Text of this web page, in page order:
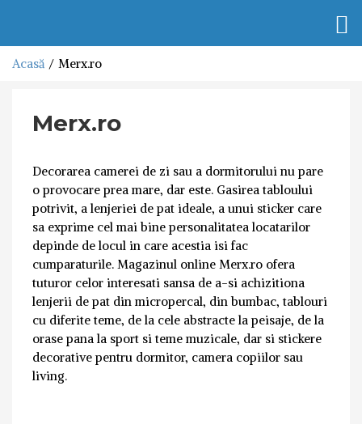
Acasă Merx.ro
Merx.ro
Decorarea camerei de zi sau a dormitorului nu pare
o provocare prea mare, dar este. Gasirea tabloului
potrivit, a lenjeriei de pat ideale, a unui sticker care
sa exprime cel mai bine personalitatea locatarilor
depinde de locul in care acestia isi fac
cumparaturile. Magazinul online Merx.ro ofera
tuturor celor interesati sansa de a-si achizitiona
lenjerii de pat din micropercal, din bumbac, tablouri
cu diferite teme, de la cele abstracte la peisaje, de la
orase pana la sport si teme muzicale, dar si stickere
decorative pentru dormitor, camera copiilor sau
living.